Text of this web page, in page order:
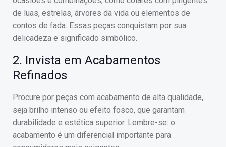
de luas, estrelas, árvores da vida ou elementos de
contos de fada. Essas peças conquistam por sua
delicadeza e significado simbólico.
2. Invista em Acabamentos
Refinados
Procure por peças com acabamento de alta qualidade,
seja brilho intenso ou efeito fosco, que garantam
durabilidade e estética superior. Lembre-se: o
acabamento é um diferencial importante para